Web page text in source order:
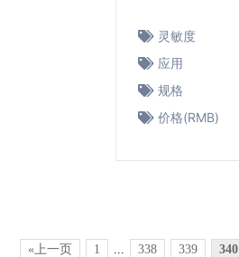
灵敏度
应用
规格
价格(RMB)
«上一页 1 ... 338 339 340